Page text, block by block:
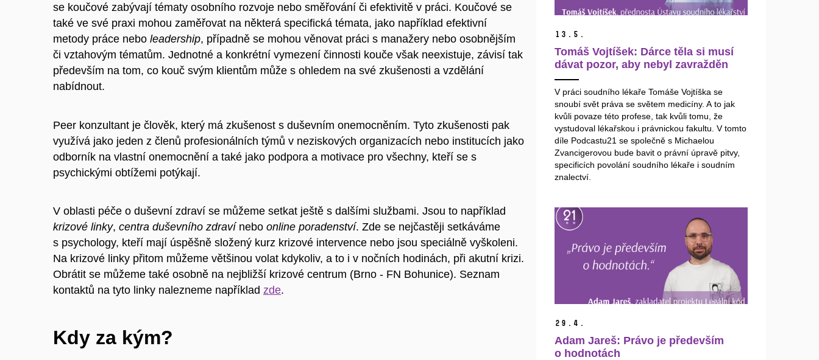
se koučové zabývají tématy osobního rozvoje nebo směřování či efektivitě v práci. Koučové se
také ve své praxi mohou zaměřovat na některá specifická témata, jako například efektivní
metody práce nebo leadership, případně se mohou věnovat práci s manažery nebo osobnějším
či vztahovým tématům. Jednotné a konkrétní vymezení činnosti kouče však neexistuje, závisí tak
především na tom, co kouč svým klientům může s ohledem na své zkušenosti a vzdělání
nabídnout.
Peer konzultant je člověk, který má zkušenost s duševním onemocněním. Tyto zkušenosti pak
využívá jako jeden z členů profesionálních týmů v neziskových organizacích nebo institucích jako
odborník na vlastní onemocnění a také jako podpora a motivace pro všechny, kteří se s
psychickými obtížemi potýkají.
V oblasti péče o duševní zdraví se můžeme setkat ještě s dalšími službami. Jsou to například
krizové linky, centra duševního zdravínebo online poradenství. Zde se nejčastěji setkáváme
s psychology, kteří mají úspěšně složený kurz krizové intervence nebo jsou speciálně vyškoleni.
Na krizové linky přitom můžeme většinou volat kdykoliv, a to i v nočních hodinách, při akutní krizi.
Obrátit se můžeme také osobně na nejbližší krizové centrum (Brno - FN Bohunice). Seznam
kontaktů na tyto linky nalezneme například zde.
Kdy za kým?
13. 5.
Tomáš Vojtíšek: Dárce těla si musí
dávat pozor, aby nebyl zavražděn
V práci soudního lékaře Tomáše Vojtíška se
snoubí svět práva se světem medicíny. A to jak
kvůli povaze této profese, tak kvůli tomu, že
vystudoval lékařskou i právnickou fakultu. V tomto
díle Podcastu21 se společně s Michaelou
Zvancigerovou bude bavit o právní úpravě pitvy,
specificích povolání soudního lékaře i soudním
znalectví.
29. 4.
Adam Jareš: Právo je především
o hodnotách